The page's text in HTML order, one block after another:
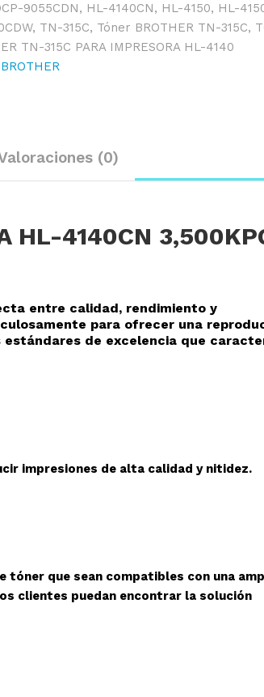
9055CDN, HL-4140CN, HL-4150, HL-
, TN-315C, Tóner BROTHER TN-315C,
TN-315C PARA IMPRESORA HL-4140
BROTHER
(0)
HL-4140CN
entre calidad, rendimiento y
para ofrecer una
de excelencia que
impresiones de alta calidad y nitidez.
tóner que sean compatibles con una
clientes puedan encontrar la solución